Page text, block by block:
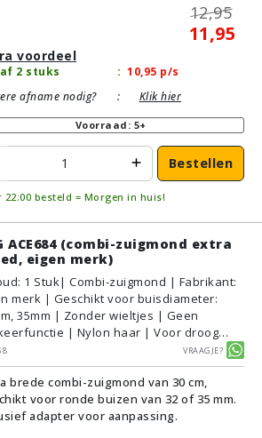
12,95
11,95
voordeel
2 stuks : 10,95 p/s
afname nodig?
: Klik hier
Voorraad: 5+
Bestellen
22:00 besteld = Morgen in huis!
ACE684 (combi-zuigmond extra
eigen merk)
: 1 Stuk| Combi-zuigmond | Fabrikant:
merk | Geschikt voor buisdiameter:
35mm | Zonder wieltjes | Geen
| Nylon haar | Voor droog
| Breedte: 30cm | Zonder verlichting |
kliksysteem | Zwart | Alternatief |
voor vloertype: Plavuizen/Tegels,
Laminaat, PVC/Vinyl,
Vloerbedekking
Vraagje?
brede combi-zuigmond van 30 cm,
voor ronde buizen van 32 of 35 mm.
adapter voor aanpassing.